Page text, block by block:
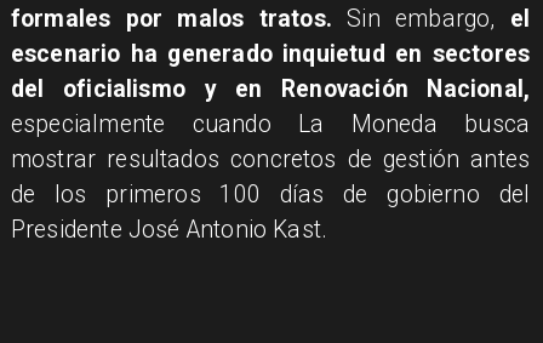
formales por malos tratos.Sin embargo, el
escenario ha generado inquietud en sectores
del oficialismo y en Renovación Nacional,
especialmente cuando La Moneda busca
mostrar resultados concretos de gestión antes
de los primeros 100 días de gobierno del
Presidente José Antonio Kast.